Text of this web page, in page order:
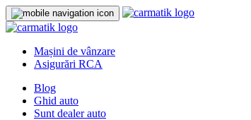
Mașini de vânzare
Asigurări RCA
Blog
Ghid auto
Sunt dealer auto